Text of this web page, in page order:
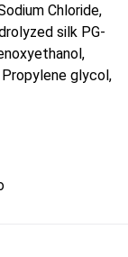
Chloride,
silk PG-
glycol,